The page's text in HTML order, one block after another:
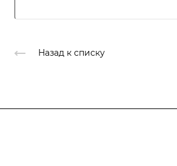
Назад к списку